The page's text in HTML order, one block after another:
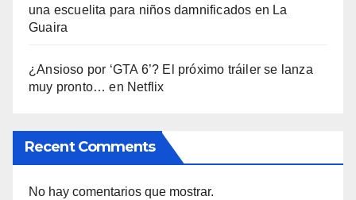
una escuelita para niños damnificados en La
Guaira
¿Ansioso por ‘GTA 6’? El próximo tráiler se lanza
muy pronto… en Netflix
Recent Comments
No hay comentarios que mostrar.